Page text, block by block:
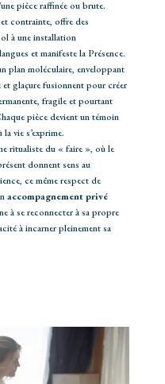
pièce raffinée ou brute.
contrainte, offre des
à une installation
et manifeste la Présence.
plan moléculaire, enveloppant
et glaçure fusionnent pour créer
fragile et pourtant
pièce devient un témoin
vie s’exprime.
ritualiste du « faire », où le
donnent sens au
ce même respect de
accompagnement privé
à se reconnecter à sa propre
à incarner pleinement sa